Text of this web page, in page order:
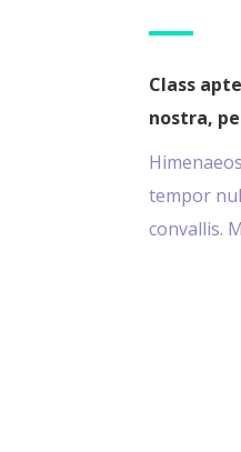
Class
nostra,
tempor
convallis.